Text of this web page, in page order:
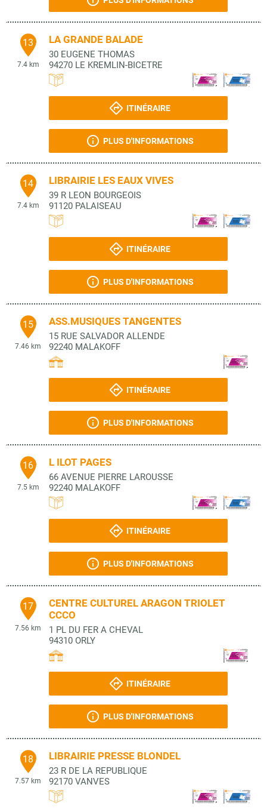
13
7.4 km
LA GRANDE BALADE
30 EUGENE THOMAS
94270 LE KREMLIN-BICETRE
ITINÉRAIRE
PLUS D'INFORMATIONS
14
7.4 km
LIBRAIRIE LES EAUX VIVES
39 R LEON BOURGEOIS
91120 PALAISEAU
ITINÉRAIRE
PLUS D'INFORMATIONS
15
7.46 km
ASS.MUSIQUES TANGENTES
15 RUE SALVADOR ALLENDE
92240 MALAKOFF
ITINÉRAIRE
PLUS D'INFORMATIONS
16
7.5 km
L ILOT PAGES
66 AVENUE PIERRE LAROUSSE
92240 MALAKOFF
ITINÉRAIRE
PLUS D'INFORMATIONS
17
7.56 km
CENTRE CULTUREL ARAGON TRIOLET
CCCO
1 PL DU FER A CHEVAL
94310 ORLY
ITINÉRAIRE
PLUS D'INFORMATIONS
18
7.57 km
LIBRAIRIE PRESSE BLONDEL
23 R DE LA REPUBLIQUE
92170 VANVES